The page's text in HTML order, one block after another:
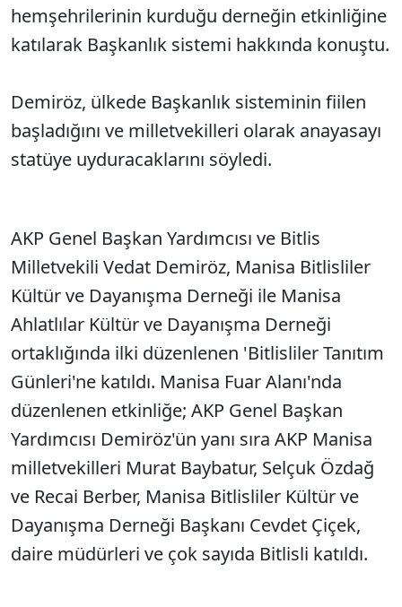
hemşehrilerinin kurduğu derneğin etkinliğine
katılarak Başkanlık sistemi hakkında konuştu.
Demiröz, ülkede Başkanlık sisteminin fiilen
başladığını ve milletvekilleri olarak anayasayı
statüye uyduracaklarını söyledi.
AKP Genel Başkan Yardımcısı ve Bitlis
Milletvekili Vedat Demiröz, Manisa Bitlisliler
Kültür ve Dayanışma Derneği ile Manisa
Ahlatlılar Kültür ve Dayanışma Derneği
ortaklığında ilki düzenlenen 'Bitlisliler Tanıtım
Günleri'ne katıldı. Manisa Fuar Alanı'nda
düzenlenen etkinliğe; AKP Genel Başkan
Yardımcısı Demiröz'ün yanı sıra AKP Manisa
milletvekilleri Murat Baybatur, Selçuk Özdağ
ve Recai Berber, Manisa Bitlisliler Kültür ve
Dayanışma Derneği Başkanı Cevdet Çiçek,
daire müdürleri ve çok sayıda Bitlisli katıldı.